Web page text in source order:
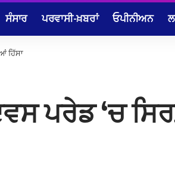
ਸੰਸਾਰ ਪਰਵਾਸੀ-ਖ਼ਬਰਾਂ ਓਪੀਨੀਅਨ
ਹਿੱਸਾ
ਪਰੇਡ ‘ਚ